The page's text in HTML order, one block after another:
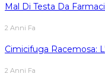
Mal Di Testa Da
2 Anni Fa
Cimicifuga Racemosa:
2 Anni Fa